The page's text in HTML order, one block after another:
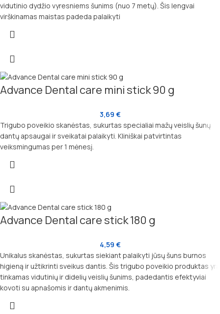
vidutinio dydžio vyresniems šunims (nuo 7 metų). Šis lengvai
virškinamas maistas padeda palaikyti
Advance Dental care mini stick 90 g
3,69 €
Trigubo poveikio skanėstas, sukurtas specialiai mažų veislių šunų
dantų apsaugai ir sveikatai palaikyti. Kliniškai patvirtintas
veiksmingumas per 1 mėnesį.
Advance Dental care stick 180 g
4,59 €
Unikalus skanėstas, sukurtas siekiant palaikyti jūsų šuns burnos
higieną ir užtikrinti sveikus dantis. Šis trigubo poveikio produktas yra
tinkamas vidutinių ir didelių veislių šunims, padedantis efektyviai
kovoti su apnašomis ir dantų akmenimis.